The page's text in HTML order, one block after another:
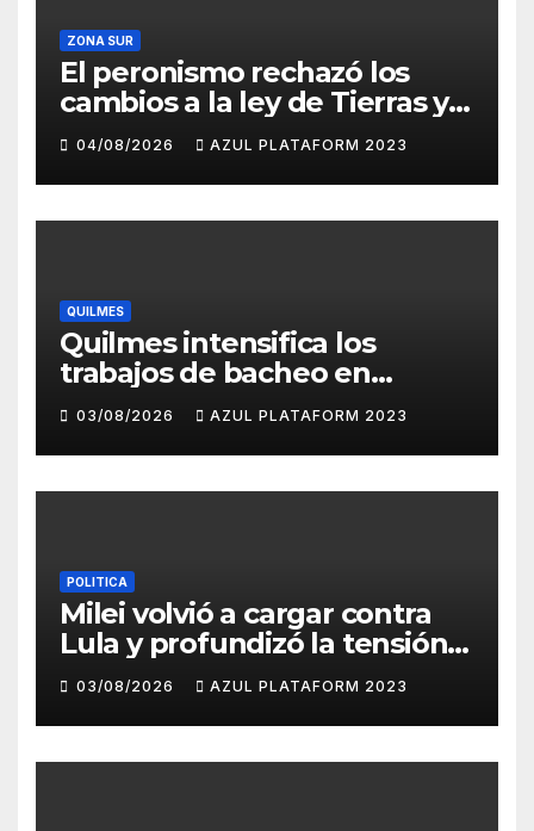
ZONA SUR
El peronismo rechazó los
cambios a la ley de Tierras y
convocó a movilizarse el
jueves en contra del
Gobierno
04/08/2026 AZUL PLATAFORM 2023
QUILMES
Quilmes intensifica los
trabajos de bacheo en
distintos barrios
03/08/2026 AZUL PLATAFORM 2023
POLITICA
Milei volvió a cargar contra
Lula y profundizó la tensión
con Brasil
03/08/2026 AZUL PLATAFORM 2023